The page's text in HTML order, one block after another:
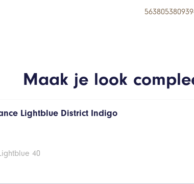
Maak je look
Lightblue District Indigo
40